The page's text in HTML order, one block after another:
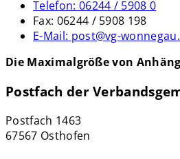
Telefon: 06244 / 5908 0
Fax: 06244 / 5908 198
E-Mail: post@vg-
Die Maximalgröße von
Postfach der
Postfach 1463
67567 Osthofen